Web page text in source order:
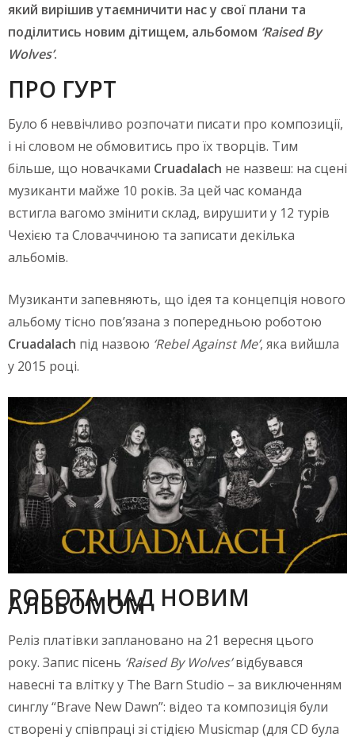
який вирішив утаємничити нас у свої плани та
поділитись новим дітищем, альбомом ‘Raised By
Wolves’.
ПРО ГУРТ
Було б неввічливо розпочати писати про композиції,
і ні словом не обмовитись про їх творців. Тим
більше, що новачками Cruadalach не назвеш: на сцені
музиканти майже 10 років. За цей час команда
встигла вагомо змінити склад, вирушити у 12 турів
Чехією та Словаччиною та записати декілька
альбомів.
Музиканти запевняють, що ідея та концепція нового
альбому тісно пов’язана з попередньою роботою
Cruadalach під назвою ‘RebelAgainst Me’, яка вийшла
у 2015 році.
РОБОТА НАД НОВИМ
АЛЬБОМОМ
Реліз платівки заплановано на 21 вересня цього
року. Запис пісень ‘Raised By Wolves’відбувався
навесні та влітку у The Barn Studio – за виключенням
синглу “Brave New Dawn”: відео та композиція були
створені у співпраці зі стідією Musicmap (для СD була